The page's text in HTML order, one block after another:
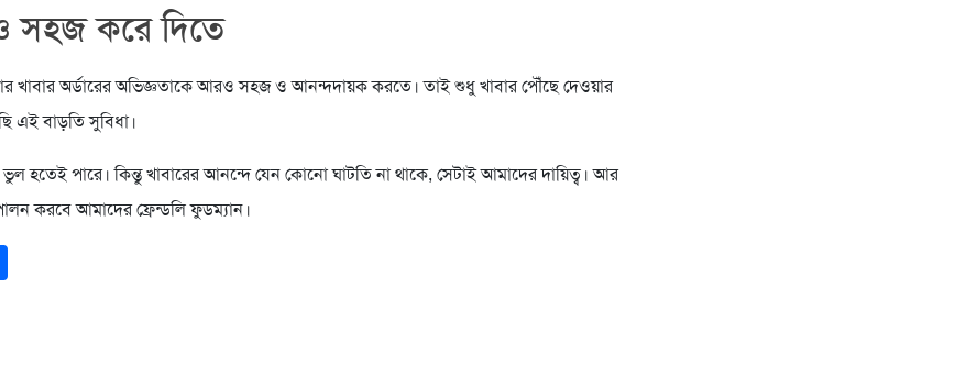
করে দিতে
খাবার অর্ডারের অভিজ্ঞতাকে আরও সহজ ও আনন্দদায়ক করতে। তাই শুধু খাবার পৌঁছে দেওয়ার
এই বাড়তি সুবিধা।
ভুল হতেই পারে। কিন্তু খাবারের আনন্দে যেন কোনো ঘাটতি না থাকে, সেটাই আমাদের দায়িত্ব। আর
করবে আমাদের ফ্রেন্ডলি ফুডম্যান।